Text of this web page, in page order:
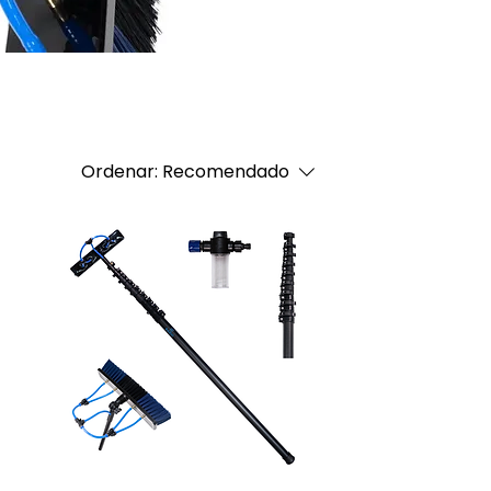
Ordenar: Recomendado